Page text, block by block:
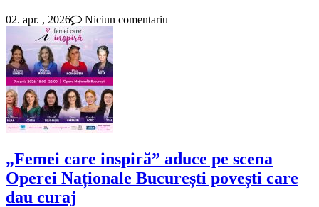
02. apr. , 2026 Niciun comentariu
„Femei care inspiră” aduce pe scena
Operei Naționale București povești care
dau curaj